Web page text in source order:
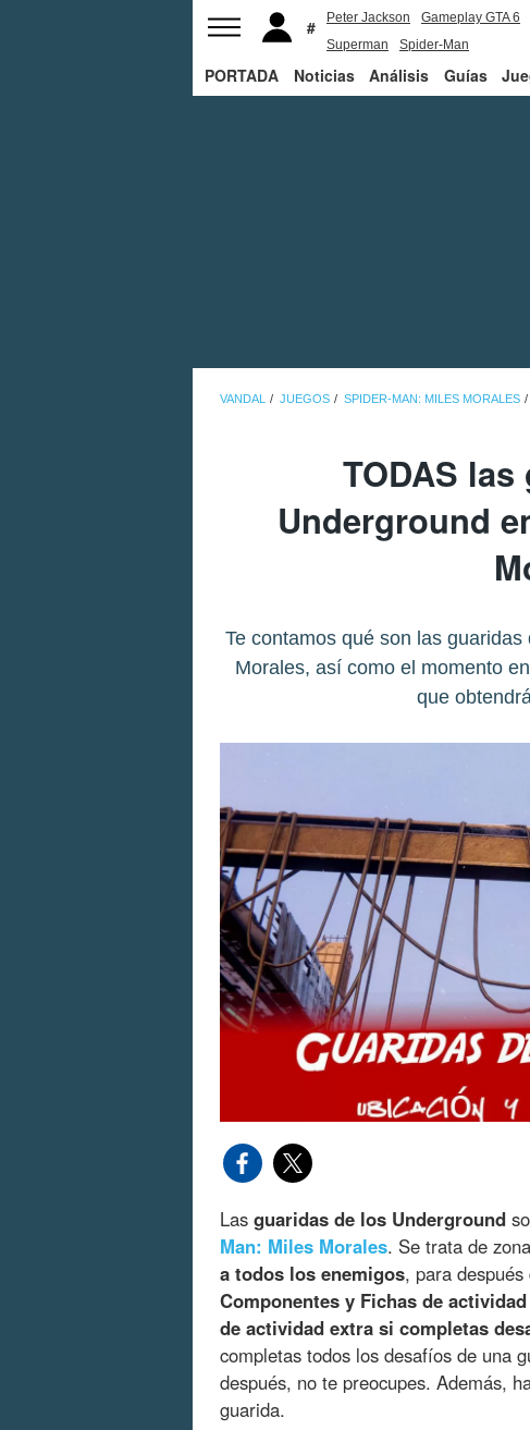
Peter Jackson
Gameplay GTA 6
Superman
Spider-Man
PORTADA Noticias Análisis Guías
VANDAL JUEGOS SPIDER-MAN: MILES MORALES
TODAS
Underground
Te contamos qué son las
Morales, así como el momento
que
Las guaridas de los Underground
Man: Miles Morales. Se trata de
a todos los enemigos, para
Componentes y Fichas de actividad
de actividad extra si completas
completas todos los desafíos de una
después, no te preocupes. Además,
guarida.